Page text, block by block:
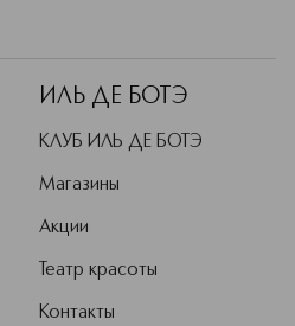
ИЛЬ ДЕ БОТЭ
КЛУБ ИЛЬ ДЕ БОТЭ
Магазины
Акции
Театр красоты
Контакты